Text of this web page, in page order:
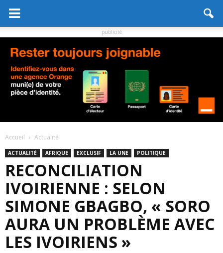
publicité
Accueil Actualité
ACTUALITÉ AFRIQUE EXCLUSIF LA UNE POLITIQUE
RECONCILIATION
IVOIRIENNE : SELON
SIMONE GBAGBO, « SORO
AURA UN PROBLÈME AVEC
LES IVOIRIENS »